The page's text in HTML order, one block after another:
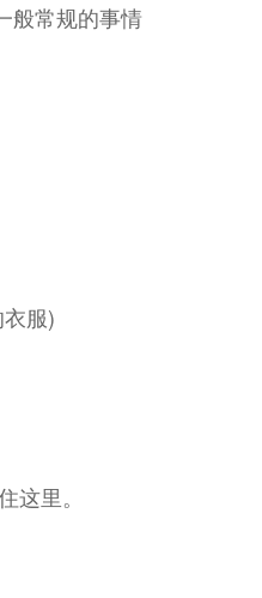
般常规的事情
服)
这里。